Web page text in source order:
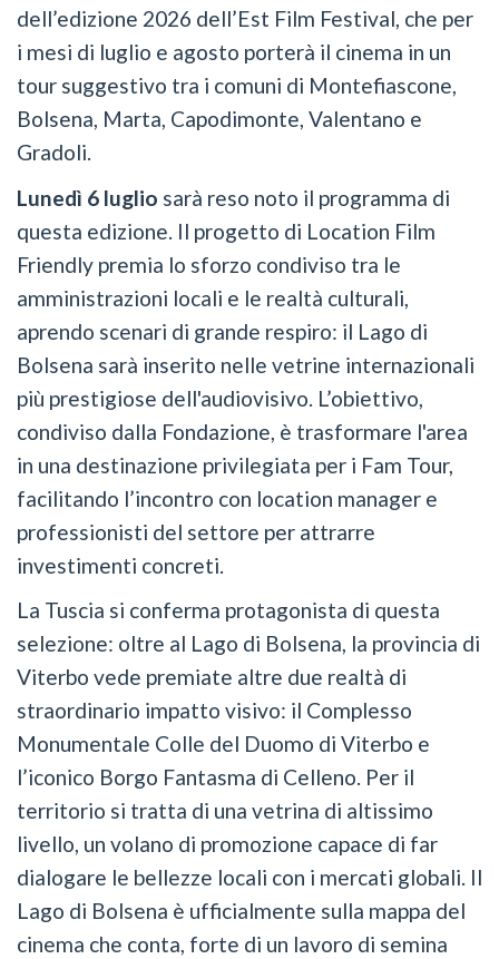
dell’edizione 2026 dell’Est Film Festival, che per
i mesi di luglio e agosto porterà il cinema in un
tour suggestivo tra i comuni di Montefiascone,
Bolsena, Marta, Capodimonte, Valentano e
Gradoli.
Lunedì 6 luglio sarà reso noto il programma di
questa edizione. Il progetto di Location Film
Friendly premia lo sforzo condiviso tra le
amministrazioni locali e le realtà culturali,
aprendo scenari di grande respiro: il Lago di
Bolsena sarà inserito nelle vetrine internazionali
più prestigiose dell'audiovisivo. L’obiettivo,
condiviso dalla Fondazione, è trasformare l'area
in una destinazione privilegiata per i Fam Tour,
facilitando l’incontro con location manager e
professionisti del settore per attrarre
investimenti concreti.
La Tuscia si conferma protagonista di questa
selezione: oltre al Lago di Bolsena, la provincia di
Viterbo vede premiate altre due realtà di
straordinario impatto visivo: il Complesso
Monumentale Colle del Duomo di Viterbo e
l’iconico Borgo Fantasma di Celleno. Per il
territorio si tratta di una vetrina di altissimo
livello, un volano di promozione capace di far
dialogare le bellezze locali con i mercati globali. Il
Lago di Bolsena è ufficialmente sulla mappa del
cinema che conta, forte di un lavoro di semina